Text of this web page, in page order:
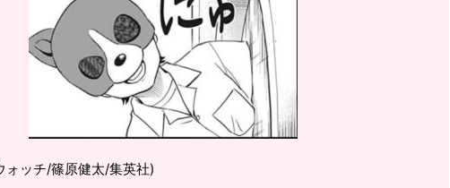
ォッチ/篠原健太/集英社)